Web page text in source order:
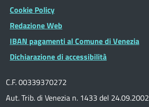
Cookie Policy
Redazione Web
IBAN pagamenti al Comune di Venezia
Dichiarazione di accessibilità
C.F. 00339370272
Aut. Trib. di Venezia n. 1433 del 24.09.2002